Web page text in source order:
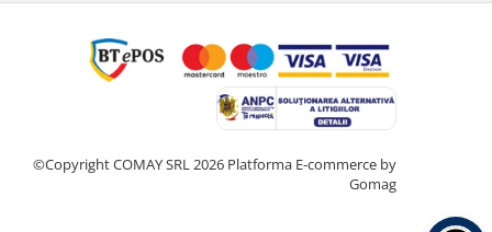
©Copyright COMAY SRL 2026 Platforma E-commerce by
Gomag